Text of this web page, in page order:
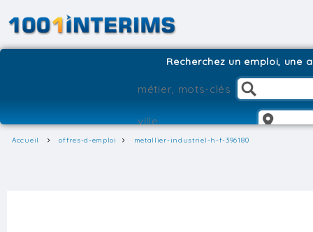
Recherchez un emploi, une
Accueil offres-d-emploi metallier-industriel-h-f-396180